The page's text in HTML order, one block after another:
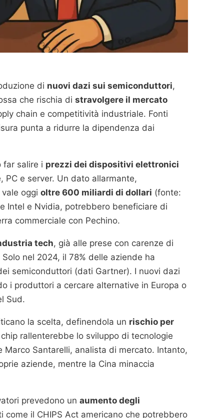
di nuovi dazi sui semiconduttori,
che rischia di stravolgere il mercato
chain e competitività industriale. Fonti
punta a ridurre la dipendenza dai
far salire i prezzi dei dispositivi elettronici
PC e server. Un dato allarmante,
oggi oltre 600 miliardi di dollari (fonte:
Intel e Nvidia, potrebbero beneficiare di
commerciale con Pechino.
tech, già alle prese con carenze di
nel 2024, il 78% delle aziende ha
semiconduttori (dati Gartner). I nuovi dazi
i produttori a cercare alternative in Europa o
Sud.
la scelta, definendola un rischio per
rallenterebbe lo sviluppo di tecnologie
Marco Santarelli, analista di mercato. Intanto,
aziende, mentre la Cina minaccia
prevedono un aumento degli
come il CHIPS Act americano che potrebbero